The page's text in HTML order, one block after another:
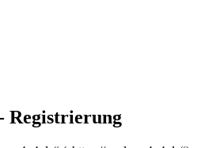
Registrierung